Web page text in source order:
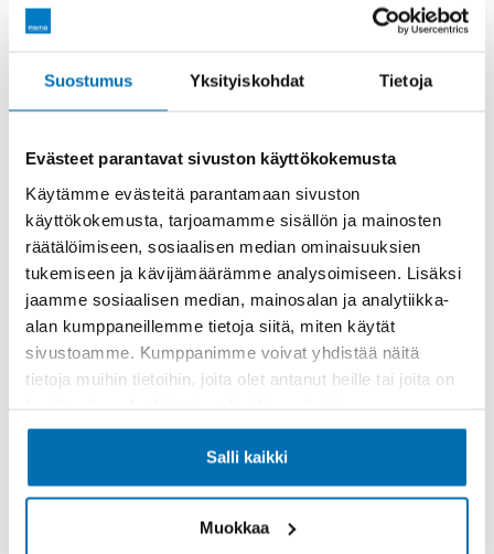
Suostumus Yksityiskohdat Tietoja
Evästeet parantavat sivuston käyttökokemusta
Käytämme evästeitä parantamaan sivuston
käyttökokemusta, tarjoamamme sisällön ja mainosten
räätälöimiseen, sosiaalisen median ominaisuuksien
tukemiseen ja kävijämäärämme analysoimiseen. Lisäksi
jaamme sosiaalisen median, mainosalan ja analytiikka-
alan kumppaneillemme tietoja siitä, miten käytät
sivustoamme. Kumppanimme voivat yhdistää näitä
tietoja muihin tietoihin, joita olet antanut heille tai joita on
Salli kaikki
Muokkaa
Myös laadukkaiden vaihtoautojen myynti on tärkeä
myydään vuosittain noin 7000 vaihtoautoa.
Vaihtoautokeskuksen johtajaTimo Lakkalaon
huomannut, että nykyään asiakkaiden ensimmäinen
kysymys on:”Millä polttoaineella nyt ajetaan?”
”Vielä 5–10 vuotta mennään kaikilla polttoaineilla,
mutta sähkö kasvattaa asemaansa lujasti”, Lakkala
vastaa.
Lakkala tuli töihin Pörhölle päivälleen 35 vuotta sitten
­– samana päivänä, kun yritys täytti 30 vuotta.
työskennellyt jo yli 20 vuotta.